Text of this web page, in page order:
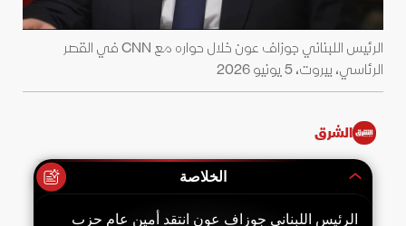
الرئيس اللبناني جوزاف عون خلال حواره مع CNN في القصر
الرئاسي، بيروت، 5 يونيو 2026
الشرق
الخلاصة
الرئيس اللبناني جوزاف عون انتقد أمين عام حزب